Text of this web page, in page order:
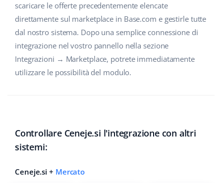
Moda
Altro
Collaborazione e partner
español (AR)
español (MX)
Français
português (BR)
română
中文
scaricare le offerte precedentemente elencate
direttamente sul marketplace in Base.com e gestirle tutte
dal nostro sistema. Dopo una semplice connessione di
integrazione nel vostro pannello nella sezione
Integrazioni → Marketplace, potrete immediatamente
utilizzare le possibilità del modulo.
Controllare Ceneje.si l'integrazione con altri
sistemi:
Ceneje.si + Mercato